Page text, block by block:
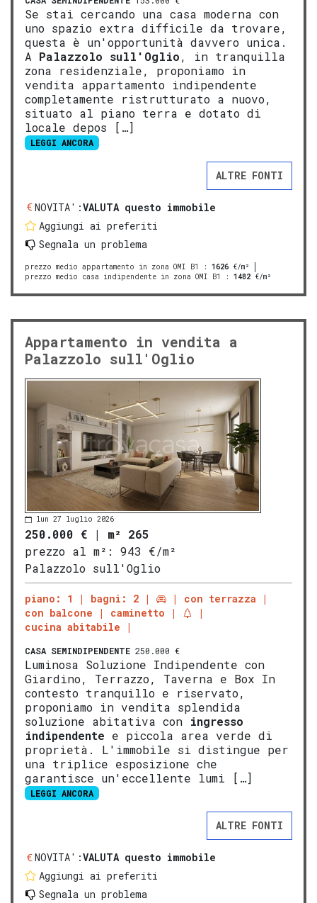
Se stai cercando una casa moderna con
uno spazio extra difficile da trovare,
questa è un'opportunità davvero unica.
A Palazzolo sull'Oglio, in tranquilla
zona residenziale, proponiamo in
vendita appartamento indipendente
completamente ristrutturato a nuovo,
situato al piano terra e dotato di
locale depos […]
LEGGI ANCORA
ALTRE FONTI
NOVITA':VALUTA questo immobile
Aggiungi ai preferiti
Segnala un problema
prezzo medio appartamento in zona OMI B1 : 1626 €/m²
prezzo medio casa indipendente in zona OMI B1
: 1482 €/m²
Appartamento in vendita a
Palazzolo sull'Oglio
lun 27 luglio 2026
250.000 € | m² 265
prezzo al m²:
943 €/m²
Palazzolo sull'Oglio
piano: 1 bagni: 2
con terrazza
con balcone
caminetto
cucina abitabile
CASA SEMINDIPENDENTE 250.000 €
Luminosa Soluzione Indipendente con
Giardino, Terrazzo, Taverna e Box In
contesto tranquillo e riservato,
proponiamo in vendita splendida
soluzione abitativa con ingresso
indipendente e piccola area verde di
proprietà. L'immobile si distingue per
una triplice esposizione che
garantisce un'eccellente lumi […]
LEGGI ANCORA
ALTRE FONTI
NOVITA':VALUTA questo immobile
Aggiungi ai preferiti
Segnala un problema